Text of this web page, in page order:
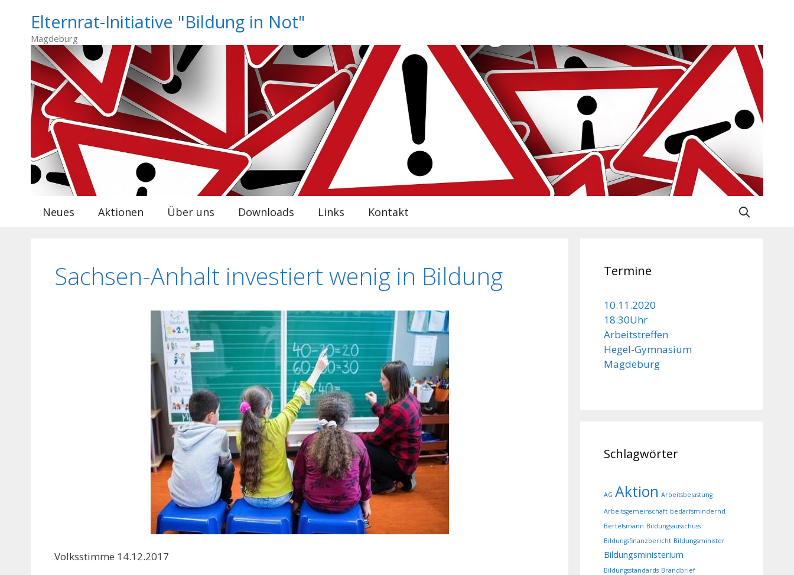
springen
Elternrat-Initiative "Bildung in Not"
Magdeburg
Neues Aktionen Über uns Downloads Links Kontakt
Sachsen-Anhalt investiert wenig in Bildung
Volksstimme 14.12.2017
Termine
10.11.2020
18:30Uhr
Arbeitstreffen
Hegel-Gymnasium
Magdeburg
Schlagwörter
AG Aktion Arbeitsbelastung
Arbeitsgemeinschaft bedarfsmindernd
Bertelsmann Bildungsausschuss
Bildungsfinanzbericht Bildungsminister
Bildungsministerium
Bildungsstandards Brandbrief